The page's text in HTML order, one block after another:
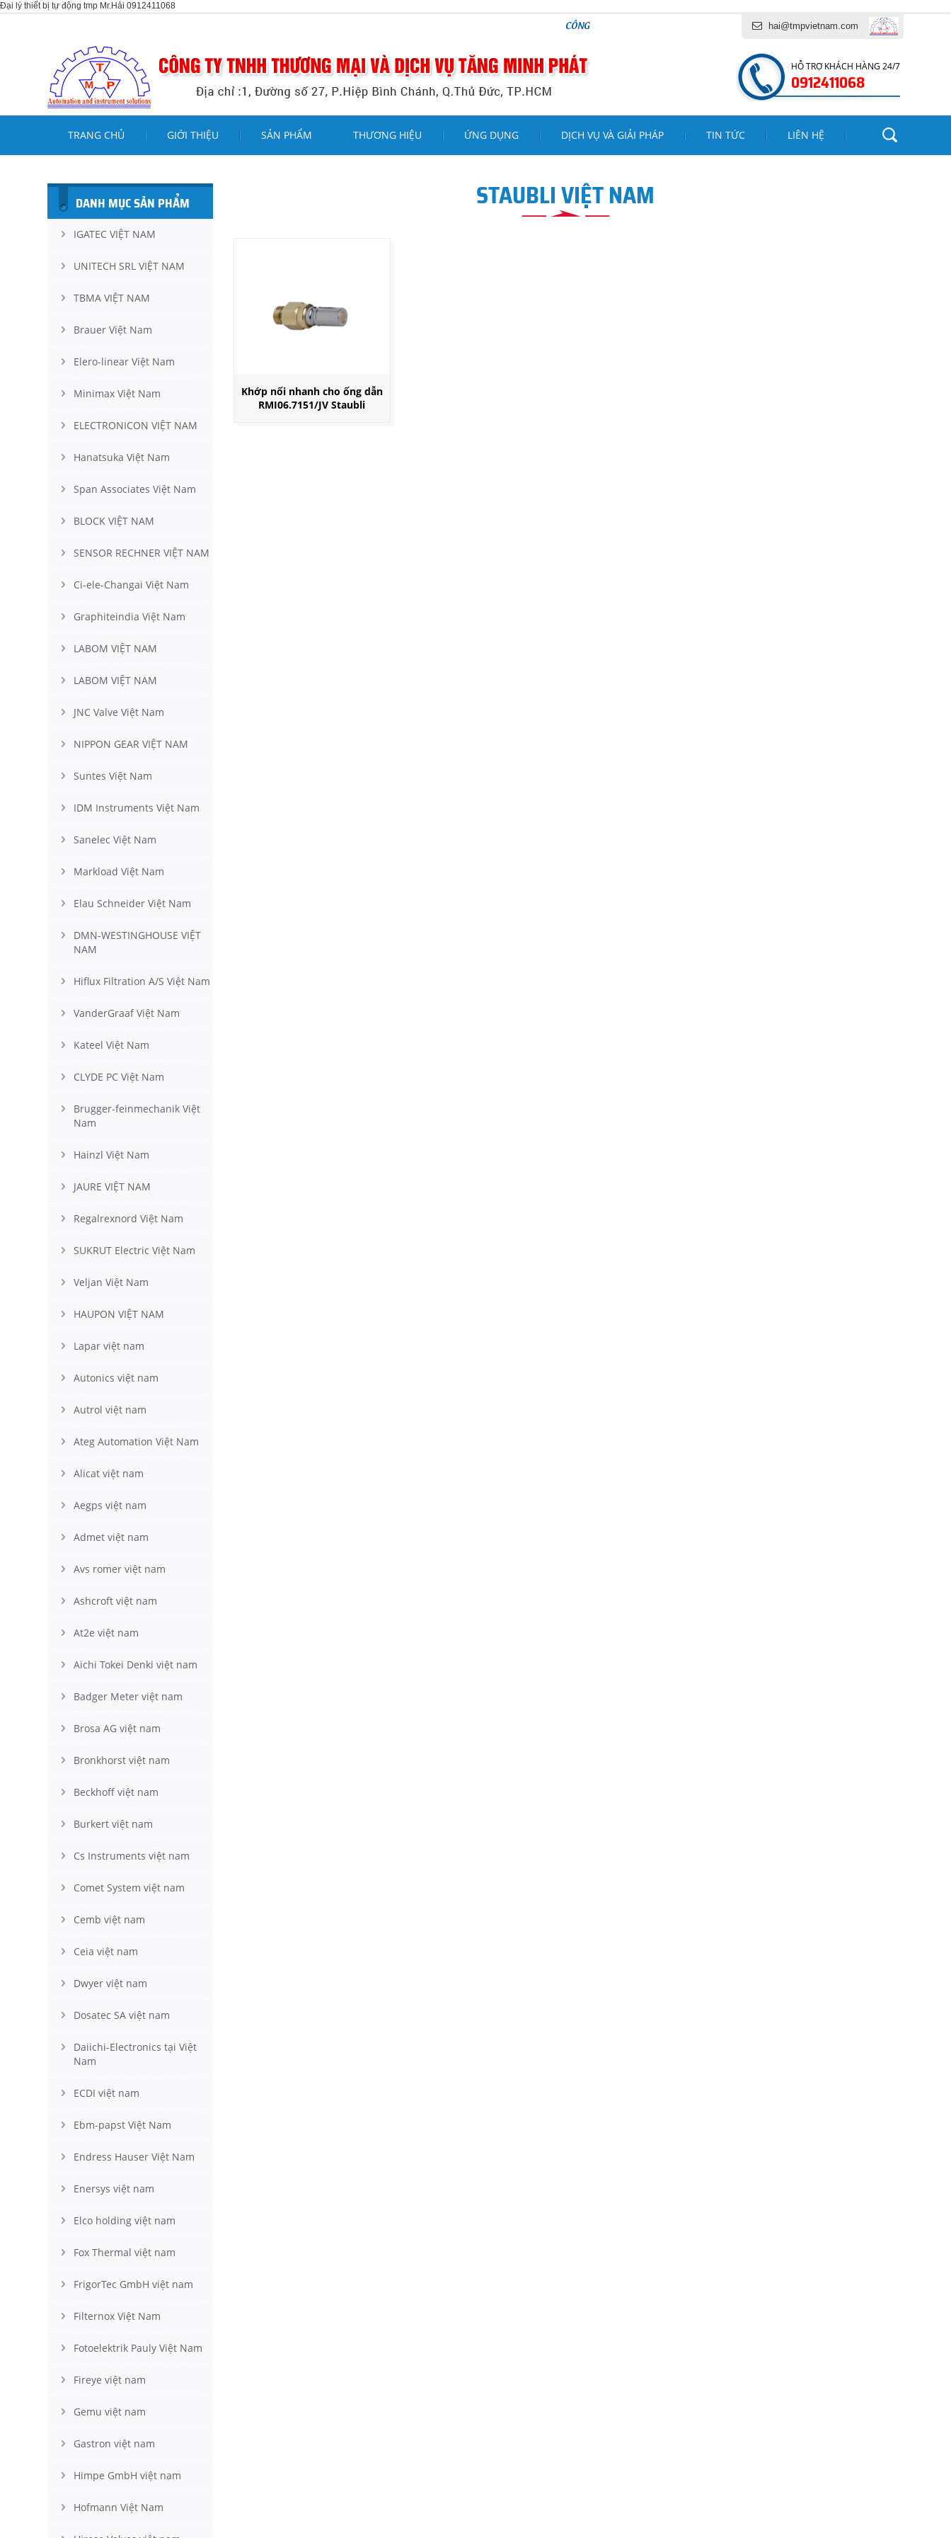
Đại lý thiết bị tự động tmp Mr.Hải 0912411068
CÔNG TY TNHH THƯƠNG MẠI VÀ DỊCH VỤ TĂNG MINH PHÁT hai@tmpvietnam.com
HỖ TRỢ KHÁCH HÀNG 24/7
0912411068
TRANG CHỦ GIỚI THIỆU SẢN PHẨM THƯƠNG HIỆU ỨNG DỤNG DỊCH VỤ VÀ GIẢI PHÁP TIN TỨC LIÊN HỆ
DANH MỤC SẢN PHẨM
IGATEC VIỆT NAM
UNITECH SRL VIỆT NAM
TBMA VIỆT NAM
Brauer Việt Nam
Elero-linear Việt Nam
Minimax Việt Nam
ELECTRONICON VIỆT NAM
Hanatsuka Việt Nam
Span Associates Việt Nam
BLOCK VIỆT NAM
SENSOR RECHNER VIỆT NAM
Ci-ele-Changai Việt Nam
Graphiteindia Việt Nam
LABOM VIỆT NAM
LABOM VIỆT NAM
JNC Valve Việt Nam
NIPPON GEAR VIỆT NAM
Suntes Việt Nam
IDM Instruments Việt Nam
Sanelec Việt Nam
Markload Việt Nam
Elau Schneider Việt Nam
DMN-WESTINGHOUSE VIỆT
NAM
Hiflux Filtration A/S Việt Nam
VanderGraaf Việt Nam
Kateel Việt Nam
CLYDE PC Việt Nam
Brugger-feinmechanik Việt
Nam
Hainzl Việt Nam
JAURE VIỆT NAM
Regalrexnord Việt Nam
SUKRUT Electric Việt Nam
Veljan Việt Nam
HAUPON VIỆT NAM
Lapar việt nam
Autonics việt nam
Autrol việt nam
Ateg Automation Việt Nam
Alicat việt nam
Aegps việt nam
Admet việt nam
Avs romer việt nam
Ashcroft việt nam
At2e việt nam
Aichi Tokei Denki việt nam
Badger Meter việt nam
Brosa AG việt nam
Bronkhorst việt nam
Beckhoff việt nam
Burkert việt nam
Cs Instruments việt nam
Comet System việt nam
Cemb việt nam
Ceia việt nam
Dwyer việt nam
Dosatec SA việt nam
Daiichi-Electronics tại Việt
Nam
ECDI việt nam
Ebm-papst Việt Nam
Endress Hauser Việt Nam
Enersys việt nam
Elco holding việt nam
Fox Thermal việt nam
FrigorTec GmbH việt nam
Filternox Việt Nam
Fotoelektrik Pauly Việt Nam
Fireye việt nam
Gemu việt nam
Gastron việt nam
Himpe GmbH việt nam
Hofmann Việt Nam
STAUBLI VIỆT NAM
Khớp nối nhanh cho ống dẫn
RMI06.7151/JV Staubli